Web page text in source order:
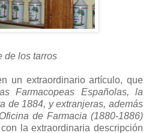
de los tarros
un extraordinario artículo, que
Farmacopeas Españolas, la
de 1884, y extranjeras, además
de Farmacia (1880-1886)
la extraordinaria descripción